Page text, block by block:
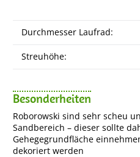
Durchmesser Laufrad:
Streuhöhe:
Besonderheiten
Roborowski sind sehr scheu
Sandbereich – dieser sollte
Gehegegrundfläche
dekoriert werden